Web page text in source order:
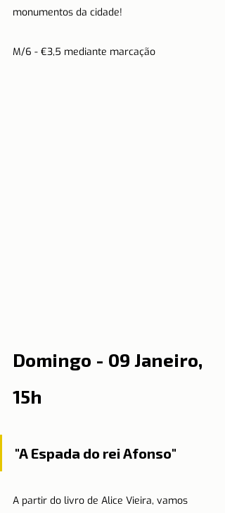
monumentos da cidade!
M/6 - €3,5 mediante marcação
Domingo - 09 Janeiro,
15h
"A Espada do rei Afonso"
A partir do livro de Alice Vieira, vamos